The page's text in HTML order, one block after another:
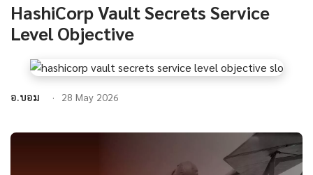
HashiCorp Vault Secrets Service
Level Objective
อ.บอม 28 May 2026